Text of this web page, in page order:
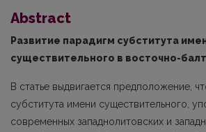
Abstract
Развитие парадигм субститута
существительного в восточно-
В статье выдвигается предположение,
субститута имени суще­ствительного,
современных западнолитовских и